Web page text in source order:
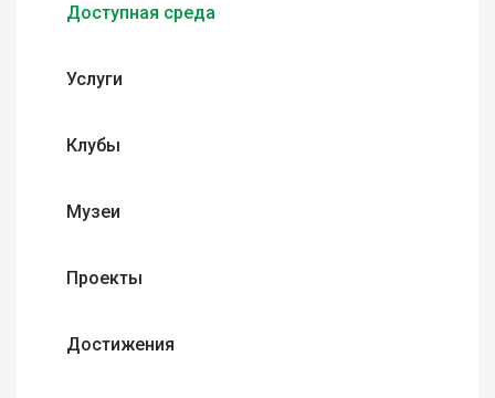
Доступная среда
Услуги
Клубы
Музеи
Проекты
Достижения